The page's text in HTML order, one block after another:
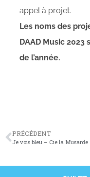
appel à projet.
Les noms des
DAAD Music
de l’année.
PRÉCÉDENT
Je vois bleu – Cie la Musarde